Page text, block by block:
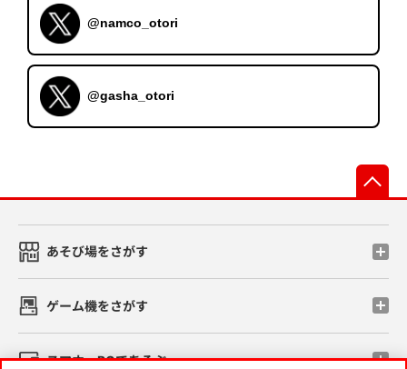
@namco_otori
@gasha_otori
あそび場をさがす
ゲーム機をさがす
スマホ・PCであそぶ